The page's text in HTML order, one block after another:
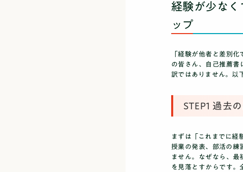
経験が少な
ップ
「経験が他者と差別
の皆さん、自己推薦書
訳ではありません。以
STEP1 過去
まずは「これまでに経
授業の発表、部活の練
ません。なぜなら、最
を見落とすからです。